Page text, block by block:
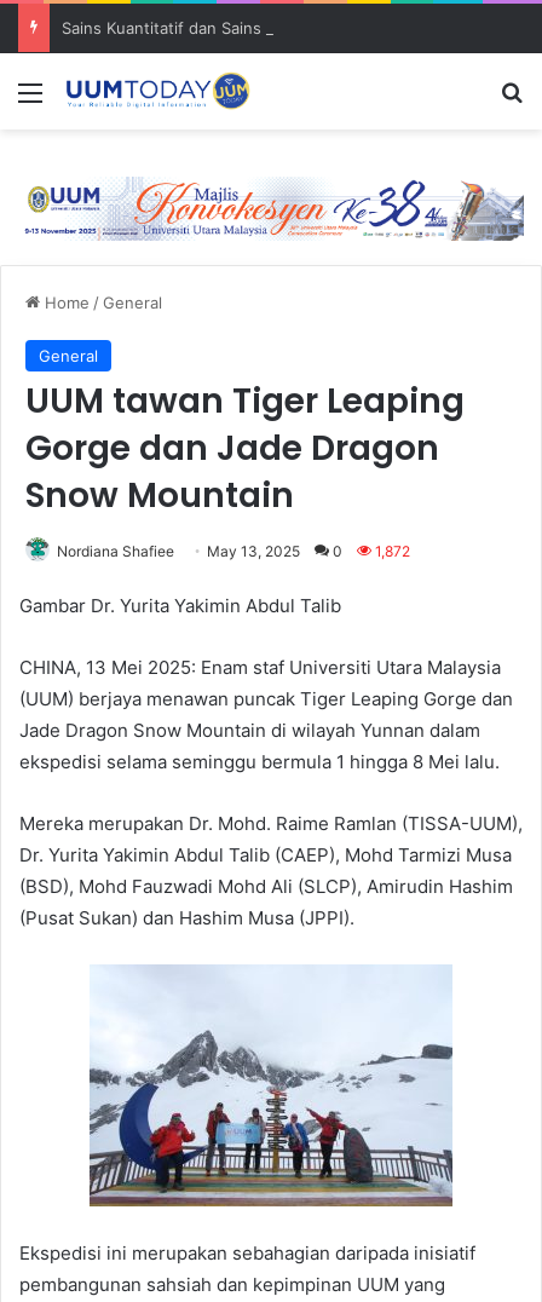
Menu
Home /General
General
UUM tawan Tiger Leaping
Gorge dan Jade Dragon
Snow Mountain
Nordiana Shafiee May 13, 2025 0 1,872
Gambar Dr. Yurita Yakimin Abdul Talib
CHINA, 13 Mei 2025: Enam staf Universiti Utara Malaysia
(UUM) berjaya menawan puncak Tiger Leaping Gorge dan
Jade Dragon Snow Mountain di wilayah Yunnan dalam
ekspedisi selama seminggu bermula 1 hingga 8 Mei lalu.
Mereka merupakan Dr. Mohd. Raime Ramlan (TISSA-UUM),
Dr. Yurita Yakimin Abdul Talib (CAEP), Mohd Tarmizi Musa
(BSD), Mohd Fauzwadi Mohd Ali (SLCP), Amirudin Hashim
(Pusat Sukan) dan Hashim Musa (JPPI).
Ekspedisi ini merupakan sebahagian daripada inisiatif
pembangunan sahsiah dan kepimpinan UUM yang